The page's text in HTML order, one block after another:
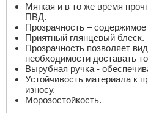
Мягкая и в то же время
ПВД.
Прозрачность –
Приятный глянцевый блеск.
Прозрачность позволяет
необходимости доставать
Вырубная ручка -
Устойчивость материала к
износу.
Морозостойкость.